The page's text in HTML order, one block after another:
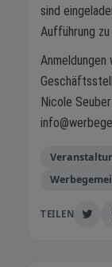
sind
Aufführung
Nicole
TEILEN